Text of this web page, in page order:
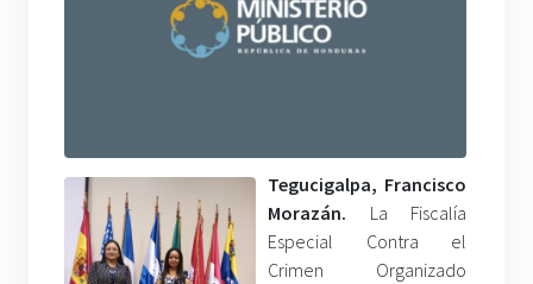
Tegucigalpa, Francisco
Morazán. La Fiscalía
Especial Contra el
Crimen Organizado